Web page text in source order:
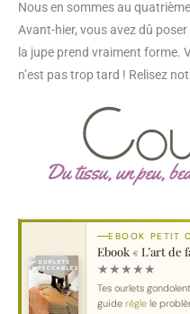
Nous en sommes au
Avant-hier, vous avez dû
la jupe prend vraiment forme.
n’est pas trop tard ! Relisez
EBOOK PETIT
Ebook « L’art de
★★★★★
Tes ourlets
guide règle le